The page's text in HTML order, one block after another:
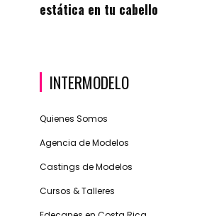
estática en tu cabello
INTERMODELO
Quienes Somos
Agencia de Modelos
Castings de Modelos
Cursos & Talleres